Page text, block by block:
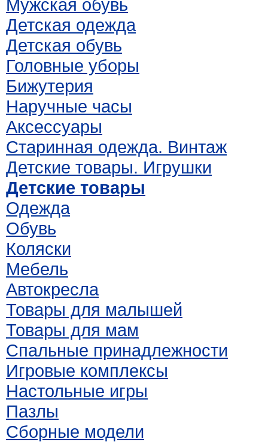
Мужская обувь
Детская одежда
Детская обувь
Головные уборы
Бижутерия
Наручные часы
Аксессуары
Старинная одежда. Винтаж
Детские товары. Игрушки
Детские товары
Одежда
Обувь
Коляски
Мебель
Автокресла
Товары для малышей
Товары для мам
Спальные принадлежности
Игровые комплексы
Настольные игры
Пазлы
Сборные модели